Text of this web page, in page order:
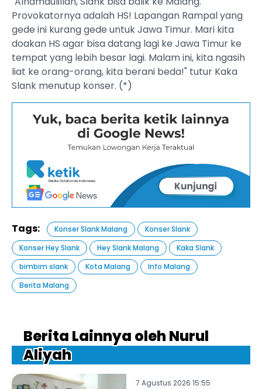
Provokatornya adalah HS! Lapangan Rampal yang
gede ini kurang gede untuk Jawa Timur. Mari kita
doakan HS agar bisa datang lagi ke Jawa Timur ke
tempat yang lebih besar lagi. Malam ini, kita ngasih
liat ke orang-orang, kita berani beda!" tutur Kaka
Slank menutup konser. (*)
Tags: Konser Slank Malang
Konser Slank
Konser Hey Slank
Hey Slank Malang
Kaka Slank
bimbim slank
Kota Malang
Info Malang
Berita Malang
Berita Lainnya oleh Nurul
Aliyah
7 Agustus 2026 15:55